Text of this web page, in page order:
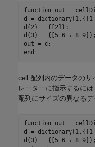
function out =
d =
d(2) = {[2]};
d(3) = {[5 6 7 8 9]};
end
cell 配列内のデータのサ
レーターに指示するに
配列にサイズの異なるデ
function out =
d =
d(3) = {[5 6 7 8 9]};